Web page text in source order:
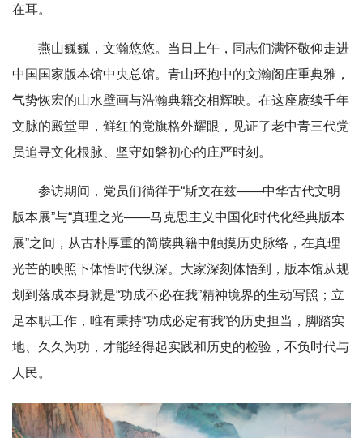
在耳。
燕山巍巍，文瀚悠悠。当日上午，同志们满怀敬仰走进
中国国家版本馆中央总馆。青山环抱中的文瀚阁庄重典雅，
气势恢宏的山水壁画与浩瀚典籍交相辉映。在这座赓续千年
文脉的殿堂里，鲜红的党旗格外耀眼，见证了老中青三代党
员追寻文化根脉、坚守如磐初心的庄严时刻。
参访期间，党员们徜徉于“斯文在兹——中华古代文明
版本展”与“真理之光——马克思主义中国化时代化经典版本
展”之间，从古朴厚重的简牍典籍中触摸历史脉络，在真理
光芒的映照下体悟时代纵深。大家深刻体悟到，版本馆从规
划到落成本身就是“功成不必在我”精神境界的生动写照；立
足本职工作，唯有秉持“功成必定有我”的历史担当，脚踏实
地、久久为功，才能经得起实践和历史的检验，不负时代与
人民。